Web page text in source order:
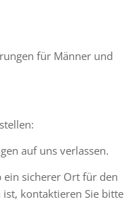
für Männer und
auf uns verlassen.
ein sicherer Ort für den
kontaktieren Sie bitte